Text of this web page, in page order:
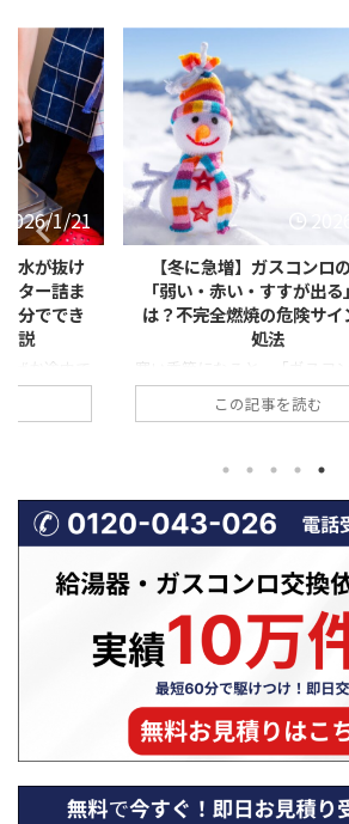
2026/1/10
ロの火が
る」原因
インと対
ンロの火
っぽくなっ
態の前兆で
ん。特に冬
の変化によ
態が悪化し
は、冬に
レンジフードの「換気が
る」原因とは？冬に起き
圧・気密・ダクトの対策を
やすく解説
料理中や調理後にレンジフー
ているのに、「なぜかキッチ
いが残る」「外の冷たい風が入
ジフードの換気がうまく外へ
ず、「逆流」している可能性
す。 特に冬場は、外気との温
風圧の影響で換気トラブルが
くなります。本記事では、レ
ドの換気逆流が起こる仕組み
因、そして自分でできる対策
業者に依頼すべきケースまで
やすく解説します。ぜひ最後
ください！ レンジフードの換
...
この記事を読む